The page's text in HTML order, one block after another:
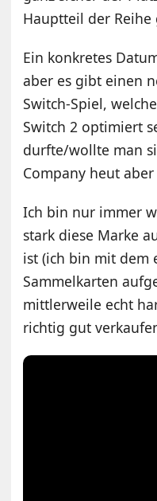
Hauptteil der Reihe
Ein konkretes
aber es gibt einen
Switch-Spiel,
Switch 2 optimiert
durfte/wollte man
Company heut
Ich bin nur immer
stark diese Marke
ist (ich bin mit dem
Sammelkarten
mittlerweile echt
richtig gut